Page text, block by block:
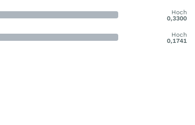
Hoch
0,3300
Hoch
0,1741